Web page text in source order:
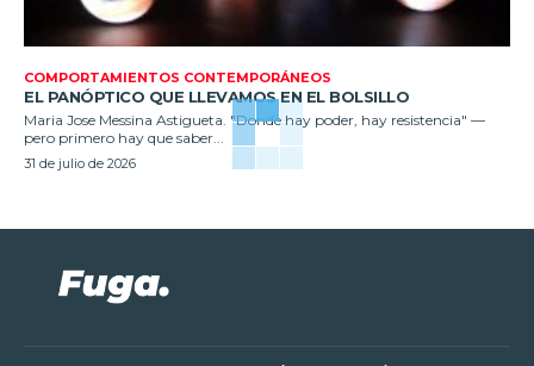
COMPORTAMIENTOS CONTEMPORÁNEOS
EL PANÓPTICO QUE LLEVAMOS EN EL BOLSILLO
Maria Jose Messina Astigueta. "Donde hay poder, hay resistencia" —
pero primero hay que saber...
31 de julio de 2026